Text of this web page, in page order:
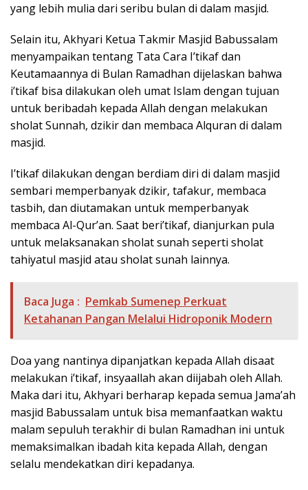
yang lebih mulia dari seribu bulan di dalam masjid.
Selain itu, Akhyari Ketua Takmir Masjid Babussalam
menyampaikan tentang Tata Cara I’tikaf dan
Keutamaannya di Bulan Ramadhan dijelaskan bahwa
i’tikaf bisa dilakukan oleh umat Islam dengan tujuan
untuk beribadah kepada Allah dengan melakukan
sholat Sunnah, dzikir dan membaca Alquran di dalam
masjid.
I’tikaf dilakukan dengan berdiam diri di dalam masjid
sembari memperbanyak dzikir, tafakur, membaca
tasbih, dan diutamakan untuk memperbanyak
membaca Al-Qur’an. Saat beri’tikaf, dianjurkan pula
untuk melaksanakan sholat sunah seperti sholat
tahiyatul masjid atau sholat sunah lainnya.
Baca Juga : Pemkab Sumenep Perkuat
Ketahanan Pangan Melalui Hidroponik Modern
Doa yang nantinya dipanjatkan kepada Allah disaat
melakukan i’tikaf, insyaallah akan diijabah oleh Allah.
Maka dari itu, Akhyari berharap kepada semua Jama’ah
masjid Babussalam untuk bisa memanfaatkan waktu
malam sepuluh terakhir di bulan Ramadhan ini untuk
memaksimalkan ibadah kita kepada Allah, dengan
selalu mendekatkan diri kepadanya.